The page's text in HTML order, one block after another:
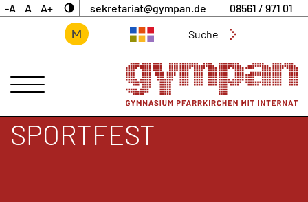
-A A A+ sekretariat@gympan.de
08561 / 971 01
nach:
ANSPRECHPARTNER
SCHULE
INTERNAT
SPORTFEST